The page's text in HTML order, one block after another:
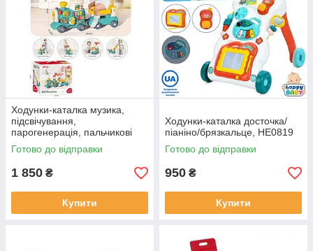
Ходунки-каталка музика,
підсвічування,
парогенерація, пальчикові
ігри, ключ запалювання,
кермо, шестерні. YL 624
Готово до відправки
1 850 ₴
Купити
Ходунки-каталка досточка/
піаніно/брязкальце, HE0819
Готово до відправки
950 ₴
Купити